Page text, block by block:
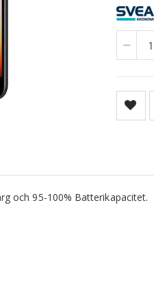
och 95-100% Batterikapacitet.